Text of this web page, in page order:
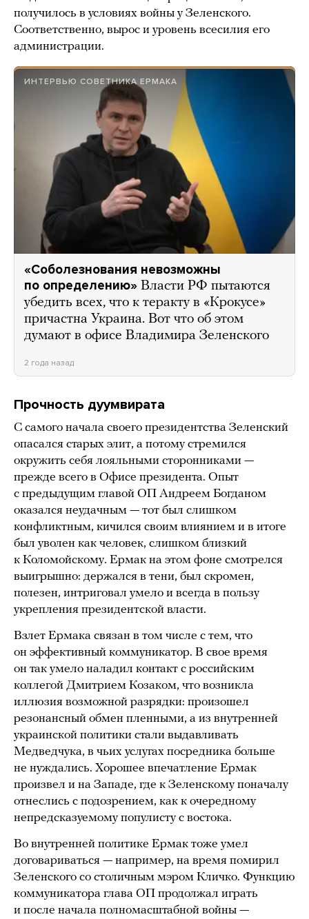
получилось в условиях войны у Зеленского.
Соответственно, вырос и уровень всесилия его
администрации.
ИНТЕРВЬЮ СОВЕТНИКА ЕРМАКА
«Соболезнования невозможны
по определению» Власти РФ пытаются
убедить всех, что к теракту в «Крокусе»
причастна Украина. Вот что об этом
думают в офисе Владимира Зеленского
2 года назад
Прочность дуумвирата
С самого начала своего президентства Зеленский
опасался старых элит, а потому стремился
окружить себя лояльными сторонниками —
прежде всего в Офисе президента. Опыт
с предыдущим главой ОП Андреем Богданом
оказался неудачным — тот был слишком
конфликтным, кичился своим влиянием и в итоге
был уволен как человек, слишком близкий
к Коломойскому. Ермак на этом фоне смотрелся
выигрышно: держался в тени, был скромен,
полезен, интриговал умело и всегда в пользу
укрепления президентской власти.
Взлет Ермака связан в том числе с тем, что
он эффективный коммуникатор. В свое время
он так умело наладил контакт с российским
коллегой Дмитрием Козаком, что возникла
иллюзия возможной разрядки: произошел
резонансный обмен пленными, а из внутренней
украинской политики стали выдавливать
Медведчука, в чьих услугах посредника больше
не нуждались. Хорошее впечатление Ермак
произвел и на Западе, где к Зеленскому поначалу
отнеслись с подозрением, как к очередному
непредсказуемому популисту с востока.
Во внутренней политике Ермак тоже умел
договариваться — например, на время помирил
Зеленского со столичным мэром Кличко. Функцию
коммуникатора глава ОП продолжал играть
и после начала полномасштабной войны —